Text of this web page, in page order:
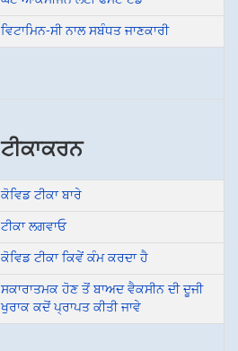
ਵਿਟਾਮਿਨ-ਸੀ ਨਾਲ ਸਬੰਧਤ ਜਾਣਕਾਰੀ
ਟੀਕਾਕਰਨ
ਕੋਵਿਡ ਟੀਕਾ ਬਾਰੇ
ਟੀਕਾ ਲਗਵਾਓ
ਕੋਵਿਡ ਟੀਕਾ ਕਿਵੇਂ ਕੰਮ ਕਰਦਾ ਹੈ
ਸਕਾਰਾਤਮਕ ਹੋਣ ਤੋਂ ਬਾਅਦ ਵੈਕਸੀਨ ਦੀ ਦੂਜੀ
ਖੁਰਾਕ ਕਦੋਂ ਪ੍ਰਾਪਤ ਕੀਤੀ ਜਾਵੇ